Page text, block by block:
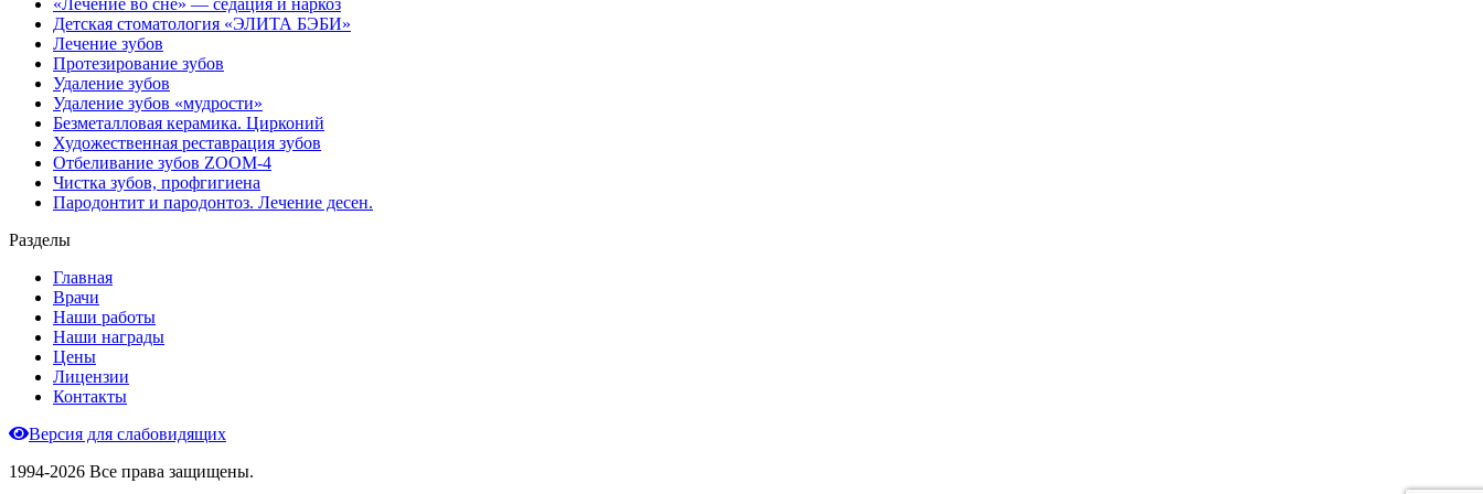
Детская стоматология «ЭЛИТА БЭБИ»
Лечение зубов
Протезирование зубов
Удаление зубов
Удаление зубов «мудрости»
Безметалловая керамика. Цирконий
Художественная реставрация зубов
Отбеливание зубов ZOOM-4
Чистка зубов, профгигиена
Пародонтит и пародонтоз. Лечение десен.
Разделы
Главная
Врачи
Наши работы
Наши награды
Цены
Лицензии
Контакты
Версия для слабовидящих
1994-2026 Все права защищены.